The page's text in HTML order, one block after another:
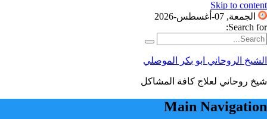
Skip to content
الجمعة, 07-أغسطس-2026
Search for:
الشيخ الروحاني ابو بكر الموصلي
شيخ روحاني لعلاج كافة المشاكل
Main Navigation